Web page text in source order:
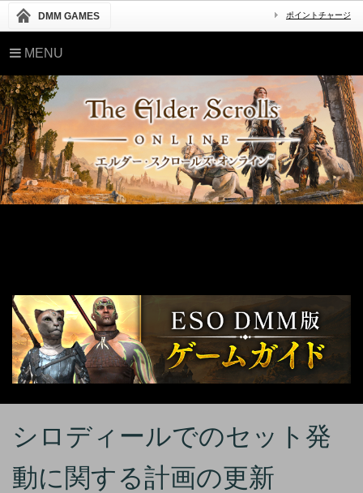
DMM GAMES ポイントチャージ
MENU
シロディールでのセット発
動に関する計画の更新